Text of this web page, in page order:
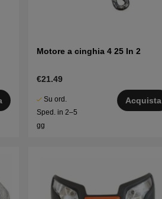
Motore a cinghia 4 25 In 2
€21.49
Su ord.
Sped. in 2–5
gg
Acquista